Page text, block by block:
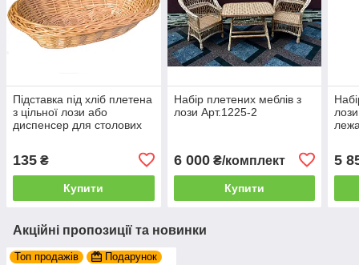
Підставка під хліб плетена
з цільної лози або
диспенсер для столових
135 ₴
Купити
Набір плетених меблів з
лози Арт.1225-2
6 000₴/комплект
Купити
5
Акційні пропозиції та новинки
Топ продажів Подарунок